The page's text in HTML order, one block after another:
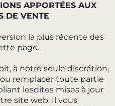
APPORTÉES AUX
DE VENTE
la plus récente des
page.
à notre seule discrétion,
remplacer toute partie
lesdites mises à jour
site web. Il vous